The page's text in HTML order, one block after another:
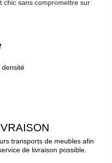
chic sans compromettre sur
densité
transports de meubles afin
de livraison possible.